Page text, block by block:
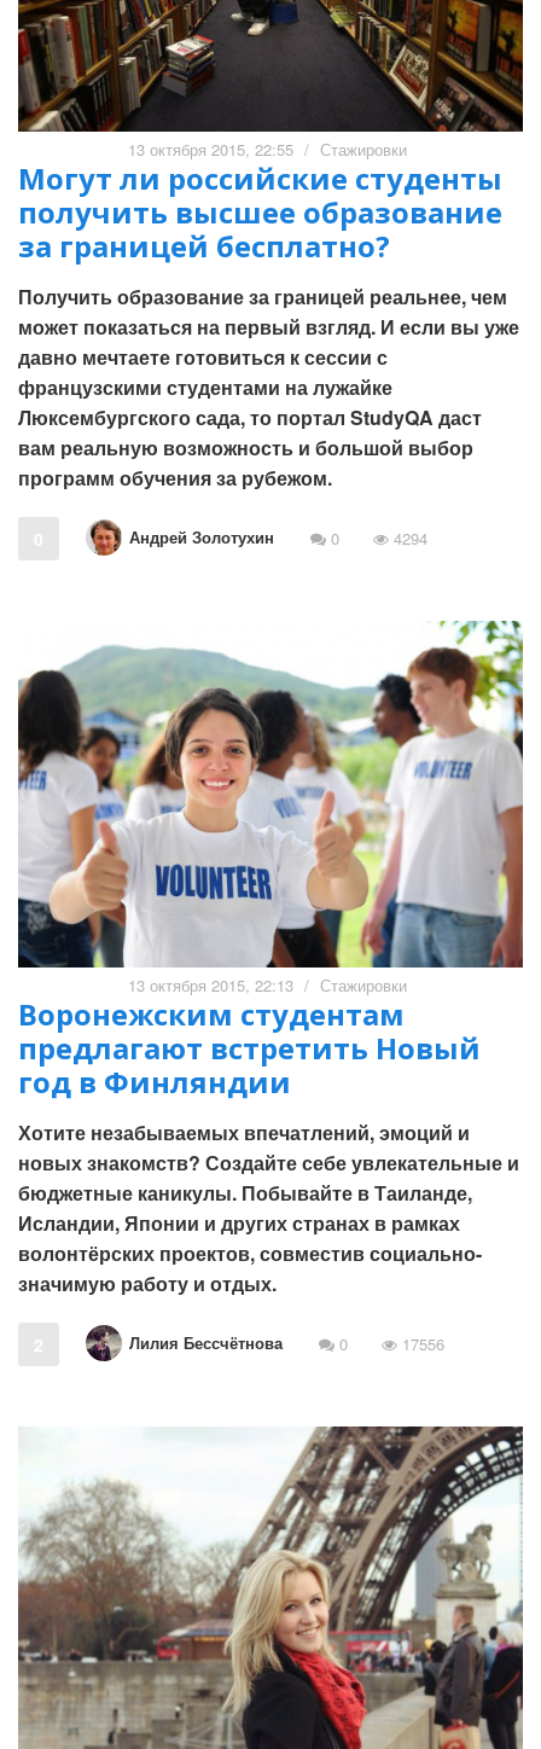
13 октября 2015, 22:55 / Стажировки
Могут ли российские студенты
получить высшее образование
за границей бесплатно?
Получить образование за границей реальнее, чем
может показаться на первый взгляд. И если вы уже
давно мечтаете готовиться к сессии с
французскими студентами на лужайке
Люксембургского сада, то портал StudyQA даст
вам реальную возможность и большой выбор
программ обучения за рубежом.
0 Андрей Золотухин 0 4294
13 октября 2015, 22:13 / Стажировки
Воронежским студентам
предлагают встретить Новый
год в Финляндии
Хотите незабываемых впечатлений, эмоций и
новых знакомств? Создайте себе увлекательные и
бюджетные каникулы. Побывайте в Таиланде,
Исландии, Японии и других странах в рамках
волонтёрских проектов, совместив социально-
значимую работу и отдых.
2 Лилия Бессчётнова 0 17556